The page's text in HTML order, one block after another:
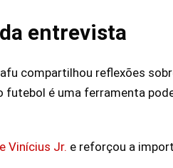
entrevista
compartilhou reflexões
futebol é uma ferramenta
Vinícius Jr. e reforçou a